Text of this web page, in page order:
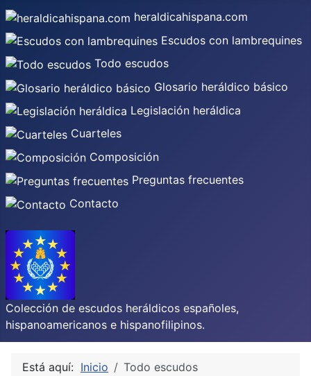
heraldicahispana.com
Escudos con lambrequines
Todo escudos
Glosario heráldico básico
Legislación heráldica
Cuarteles
Composición
Preguntas frecuentes
Contacto
Colección de escudos heráldicos españoles,
hispanoamericanos e hispanofilipinos.
Está aquí: Inicio Todo escudos